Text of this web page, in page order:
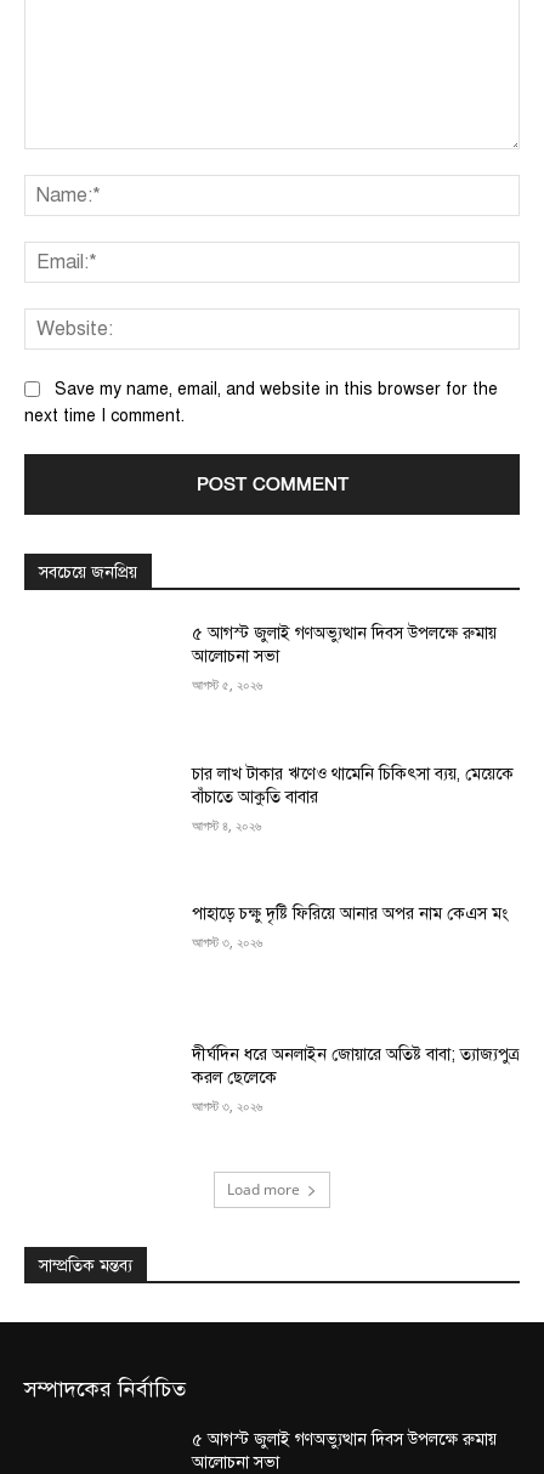
Save my name, email, and website in this browser for the
next time I comment.
সবচেয়ে জনপ্রিয়
৫ আগস্ট জুলাই গণঅভ্যুত্থান দিবস উপলক্ষে রুমায়
আলোচনা সভা
আগস্ট ৫, ২০২৬
চার লাখ টাকার ঋণেও থামেনি চিকিৎসা ব্যয়, মেয়েকে
বাঁচাতে আকুতি বাবার
আগস্ট ৪, ২০২৬
পাহাড়ে চক্ষু দৃষ্টি ফিরিয়ে আনার অপর নাম কেএস মং
আগস্ট ৩, ২০২৬
দীর্ঘদিন ধরে অনলাইন জোয়ারে অতিষ্ট বাবা; ত্যাজ্যপুত্র
করল ছেলেকে
আগস্ট ৩, ২০২৬
Load more
সাম্প্রতিক মন্তব্য
সম্পাদকের নির্বাচিত
৫ আগস্ট জুলাই গণঅভ্যুত্থান দিবস উপলক্ষে রুমায়
আলোচনা সভা